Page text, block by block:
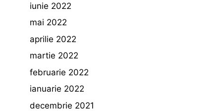
iunie 2022
mai 2022
aprilie 2022
martie 2022
februarie 2022
ianuarie 2022
decembrie 2021